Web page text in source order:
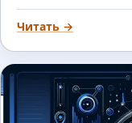
Читать →